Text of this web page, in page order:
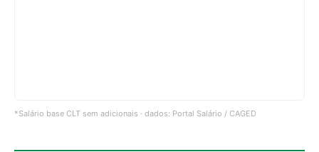
*Salário base CLT sem adicionais · dados: Portal Salário / CAGED